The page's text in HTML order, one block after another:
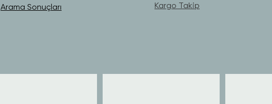
Arama Sonuçları
Kargo Takip